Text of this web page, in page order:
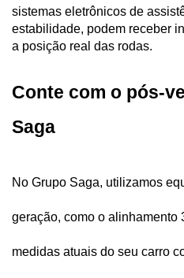
sistemas eletrônicos de
estabilidade, podem receber
a posição real das rodas.
Conte com o pós-
Saga
No Grupo Saga, utilizamos
geração, como o alinhamento
medidas atuais do seu carro